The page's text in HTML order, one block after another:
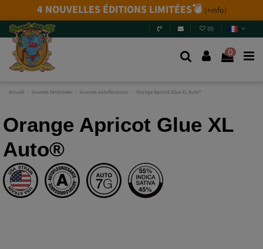
4 NOUVELLES ÉDITIONS LIMITÉES💣 (+info)
(0)
0
Accueil Graines féminisées Graines autofloraison Orange Apricot Glue XL Auto®
Orange Apricot Glue XL
Auto®